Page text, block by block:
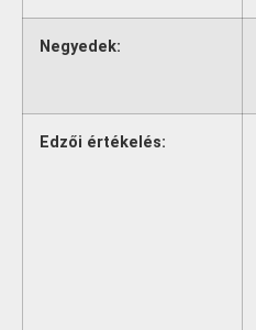
Negyedek:
Edzői értékelés: